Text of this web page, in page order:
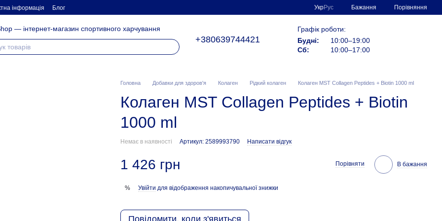
інформація Блог УкрРус Бажання Порівняння
— інтернет-магазин спортивного харчування
+380639744421
Графік роботи:
Будні:
10:00–19:00
Сб:
10:00–17:00
Головна Добавки для здоров'я Колаген Рідкий колаген Колаген MST Collagen Peptides + Biotin 1000 ml
Колаген MST Collagen Peptides + Biotin
1000 ml
Немає в наявності Артикул: 2589993790 Написати відгук
1 426 грн Порівняти В бажання
% Увійти для відображення накопичувальної знижки
Повідомити, коли з'явиться